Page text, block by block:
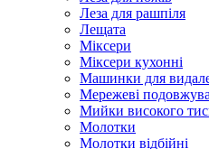
Леза для рашпіля
Лещата
Міксери
Міксери кухонні
Машинки для
Мережеві
Мийки високого
Молотки
Молотки відбійні